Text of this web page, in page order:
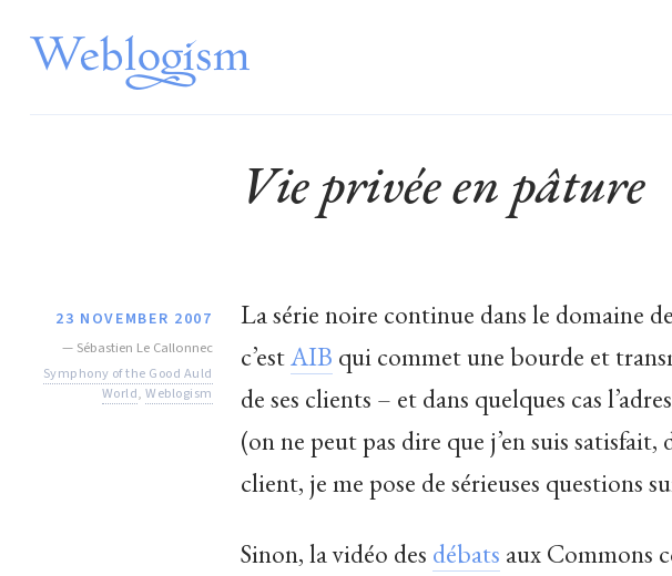
Vie privée en pâture
23 NOVEMBER 2007
— Sébastien Le Callonnec
Symphony of the Good Auld
World,Weblogism
La série noire continue dans le domaine
c’estAIB qui commet une bourde et
de ses clients – et dans quelques cas
(on ne peut pas dire que j’en suis
client, je me pose de sérieuses questions
Sinon, la vidéo des débats aux Commons